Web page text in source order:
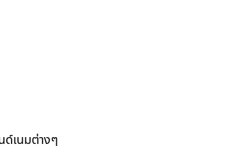
ด์เนมต่างๆ